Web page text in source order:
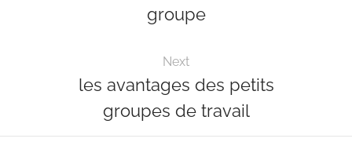
groupe
Next
les avantages des petits
groupes de travail